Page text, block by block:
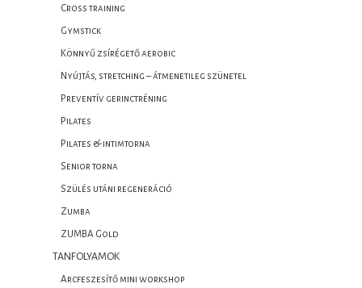
Cross training
Gymstick
Könnyű zsírégető aerobic
Nyújtás, stretching – átmenetileg szünetel
Preventív gerinctréning
Pilates
Pilates & intimtorna
Senior torna
Szülés utáni regeneráció
Zumba
ZUMBA Gold
TANFOLYAMOK
Arcfeszesítő mini workshop